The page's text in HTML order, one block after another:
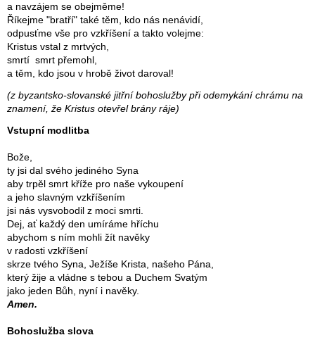
a navzájem se obejměme!
Říkejme "bratří" také těm, kdo nás nenávidí,
odpusťme vše pro vzkříšení a takto volejme:
Kristus vstal z mrtvých,
smrtí smrt přemohl,
a těm, kdo jsou v hrobě život daroval!
(z byzantsko-slovanské jitřní bohoslužby při odemykání chrámu na
znamení, že Kristus otevřel brány ráje)
Vstupní modlitba
Bože,
ty jsi dal svého jediného Syna
aby trpěl smrt kříže pro naše vykoupení
a jeho slavným vzkříšením
jsi nás vysvobodil z moci smrti.
Dej, ať každý den umíráme hříchu
abychom s ním mohli žít navěky
v radosti vzkříšení
skrze tvého Syna, Ježíše Krista, našeho Pána,
který žije a vládne s tebou a Duchem Svatým
jako jeden Bůh, nyní i navěky.
Amen.
Bohoslužba slova